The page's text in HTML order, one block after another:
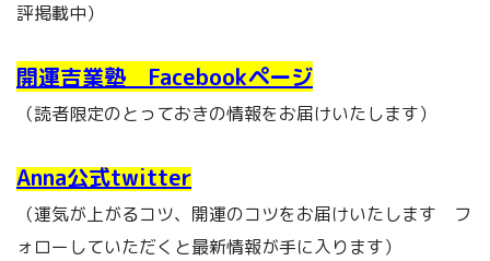
評掲載中）
開運吉業塾 Facebookページ
（読者限定のとっておきの情報をお届けいたします）
Anna公式twitter
（運気が上がるコツ、開運のコツをお届けいたします フ
ォローしていただくと最新情報が手に入ります）